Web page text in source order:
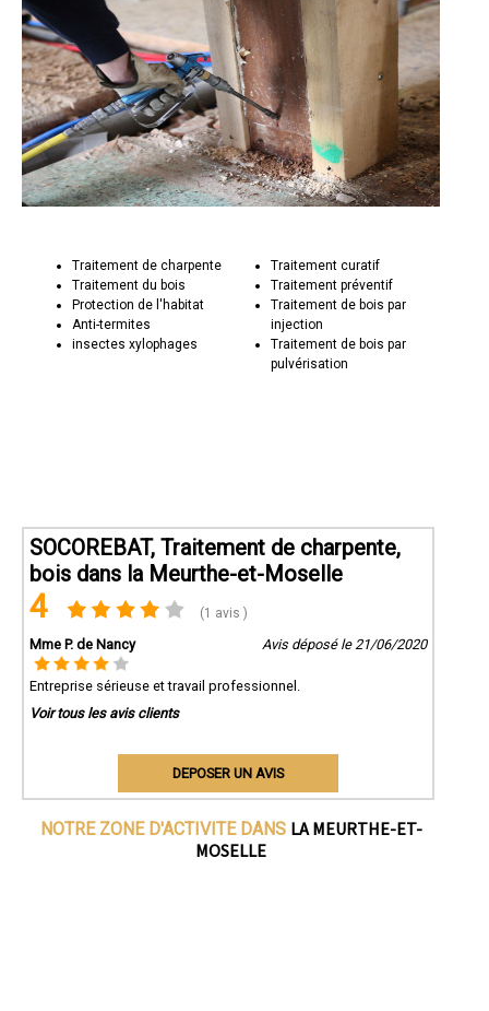
Traitement de charpente
Traitement du bois
Protection de l'habitat
Anti-termites
insectes xylophages
Traitement curatif
Traitement préventif
Traitement de bois par
injection
Traitement de bois par
pulvérisation
SOCOREBAT, Traitement de charpente,
bois dans la Meurthe-et-Moselle
4 (1 avis )
Mme P. de Nancy Avis déposé le 21/06/2020
Entreprise sérieuse et travail professionnel.
Voir tous les avis clients
DEPOSER UN AVIS
NOTRE ZONE D'ACTIVITE DANS LA MEURTHE-ET-
MOSELLE